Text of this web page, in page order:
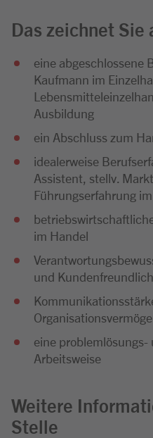
Das zeichnet Sie
eine abgeschlossene
Kaufmann im
Ausbildung
ein Abschluss zum
idealerweise
Assistent, stellv.
Führungserfahrung
im Handel
und
eine
Arbeitsweise
Weitere
Stelle